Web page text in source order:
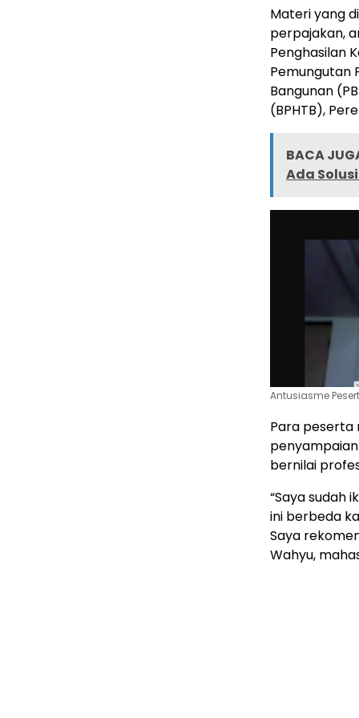
Materi yang
perpajakan,
Penghasilan
Pemungutan
Bangunan
(BPHTB),
BACA
Ada
Antusiasme
Para peserta
bernilai
“Saya sudah
ini berbeda
Saya
Wahyu,